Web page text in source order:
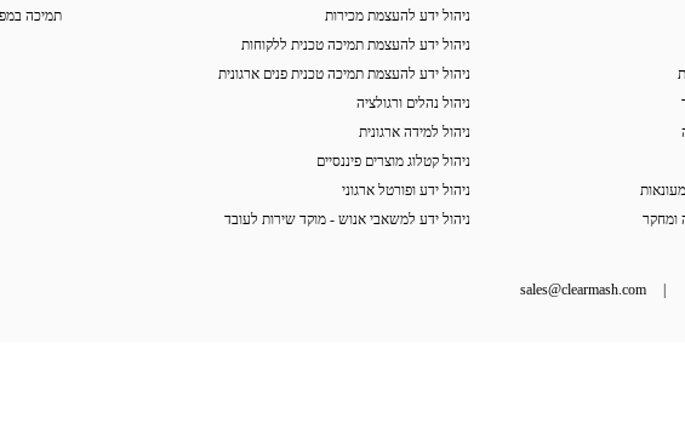
ומחקר
ניהול ידע להעצמת מכירות
ניהול ידע להעצמת תמיכה טכנית ללקוחות
ניהול ידע להעצמת תמיכה טכנית פנים ארגונית
ניהול נהלים ורגולציה
ניהול למידה ארגונית
ניהול קטלוג מוצרים פיננסיים
ניהול ידע ופורטל ארגוני
ניהול ידע למשאבי אנוש - מוקד שירות לעובד
תמיכה
|
sales@clearmash.com